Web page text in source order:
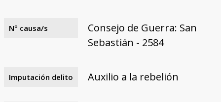
Nº causa/s
Consejo de Guerra: San
Sebastián - 2584
Imputación delito Auxilio a la rebelión